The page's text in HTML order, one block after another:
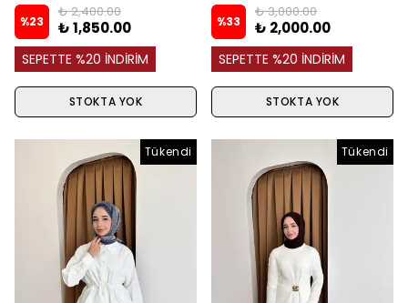
%23
₺ 2,400.00
₺ 1,850.00
SEPETTE %20 İNDİRİM
STOKTA YOK
%33
₺ 3,000.00
₺ 2,000.00
SEPETTE %20 İNDİRİM
STOKTA YOK
Tükendi Tükendi
Tükendi